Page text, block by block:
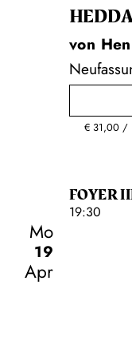
von
€ 31,00
FOYER
19:30
Mo
19
Apr